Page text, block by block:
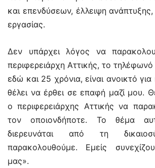
και επενδύσεων, έλλειψη
εργασίας.
Δεν υπάρχει λόγος να
περιφερειάρχη Αττικής, το τηλέφωνό
εδώ και 25 χρόνια, είναι ανοικτό
θέλει να έρθει σε επαφή μαζί μου.
ο περιφερειάρχης Αττικής να
τον οποιονδήποτε. Το θέμα
διερευνάται από τη
παρακολουθούμε. Εμείς
μας».